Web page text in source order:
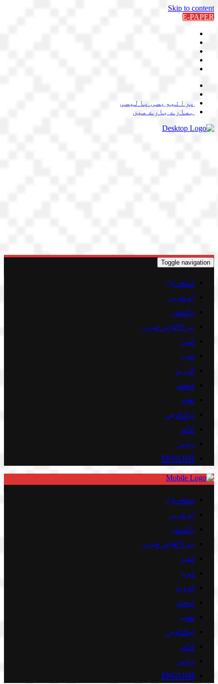
Skip to content
E-PAPER
پرائیویسی پالیسی
ہمارے بارے میں
Toggle navigation
صفحہ اوّل
اہم خبریں
پاکستان
بین الاقوامی خبریں
کھیل
شوبز
کاروبار
صحت
تعلیم
ٹیکنالوجی
کالمز
ویڈیوز
ENGLISH
صفحہ اوّل
اہم خبریں
پاکستان
بین الاقوامی خبریں
کھیل
شوبز
کاروبار
صحت
تعلیم
ٹیکنالوجی
کالمز
ویڈیوز
ENGLISH